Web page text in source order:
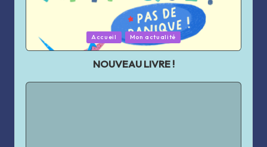
Posted
in
Accueil Mon actualité
NOUVEAU LIVRE !